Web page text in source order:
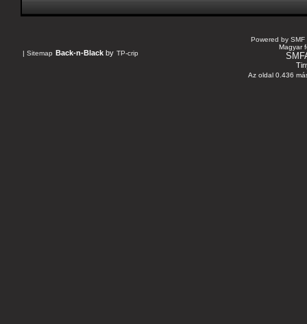
| Sitemap Back-n-Black by TP-crip
Powered by SMF
Magyar
Az oldal 0.436